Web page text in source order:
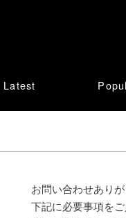
Latest
お問い合わせありが
下記に必要事項を